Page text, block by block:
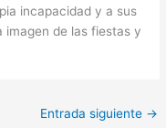
incapacidad y a sus
imagen de las fiestas y
Entrada siguiente →